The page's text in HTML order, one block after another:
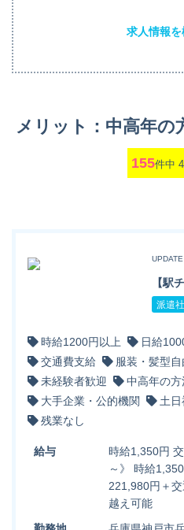
求人情報
メリット：中高年の
155件中
【駅
派遣
時給1200円以上 日給
交通費支給
服装・髪型自
未経験者歓迎
中高年の方
大手企業・公的機関
土日
残業なし
給与
時給1,350円
～》 時給
221,980円＋
越え可能